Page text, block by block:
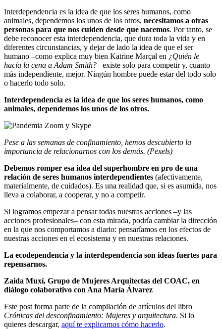
Interdependencia es la idea de que los seres humanos, como
animales, dependemos los unos de los otros, necesitamos a otras
personas para que nos cuiden desde que nacemos. Por tanto, se
debe reconocer esta interdependencia, que dura toda la vida y en
diferentes circunstancias, y dejar de lado la idea de que el ser
humano –como explica muy bien Katrine Marçal en ¿Quién le
hacía la cena a Adam Smith?– existe solo para competir y, cuanto
más independiente, mejor. Ningún hombre puede estar del todo solo
o hacerlo todo solo.
Interdependencia es la idea de que los seres humanos, como
animales, dependemos los unos de los otros.
Pese a las semanas de confinamiento, hemos descubierto la
importancia de relacionarnos con los demás. (Pexels)
Debemos romper esa idea del superhombre en pro de una
relación de seres humanos interdependientes (afectivamente,
materialmente, de cuidados). Es una realidad que, si es asumida, nos
lleva a colaborar, a cooperar, y no a competir.
Si logramos empezar a pensar todas nuestras acciones –y las
acciones profesionales– con esta mirada, podría cambiar la dirección
en la que nos comportamos a diario: pensaríamos en los efectos de
nuestras acciones en el ecosistema y en nuestras relaciones.
La ecodependencia y la interdependencia son ideas fuertes para
repensarnos.
Zaida Muxí, Grupo de Mujeres Arquitectas del COAC, en
diálogo colaborativo con Ana María Álvarez
Este post forma parte de la compilación de artículos del libro
Crónicas del desconfinamiento: Mujeres y arquitectura. Si lo
quieres descargar, aquí te explicamos cómo hacerlo.